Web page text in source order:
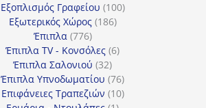
προϊόντα
Εξοπλισμός Γραφείου 100100
Εξωτερικός Χώρος 186186
Έπιπλα 776776
προϊόντα
Έπιπλα TV - Κονσόλες 66
Έπιπλα Σαλονιού 3232
προϊόντα
Έπιπλα Υπνοδωματίου 7676
προϊόντα
Επιφάνειες Τραπεζιών 1010